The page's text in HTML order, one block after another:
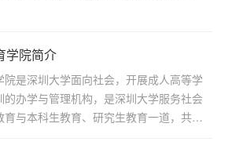
学院简介
院是深圳大学面向社会，开展成人高等学
的办学与管理机构，是深圳大学服务社会
育与本科生教育、研究生教育一道，共同